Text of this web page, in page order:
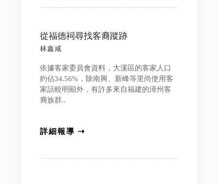
從福德祠尋找客裔蹤跡
林鑫咸
依據客家委員會資料，大溪區的客家人口
約佔34.56%，除南興、新峰等里尚使用客
家話較明顯外，有許多來自福建的漳州客
裔族群..
詳細報導 ⇢